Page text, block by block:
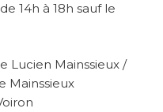
14h à 18h sauf le
Lucien Mainssieux /
Mainssieux